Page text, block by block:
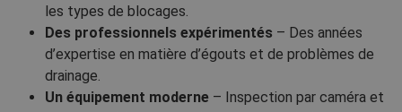
les types de blocages.
Des professionnels expérimentés – Des années
d’expertise en matière d’égouts et de problèmes de
drainage.
Un équipement moderne – Inspection par caméra et